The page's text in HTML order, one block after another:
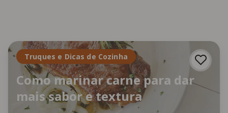
Truques e Dicas de Cozinha
Como marinar carne para dar
mais sabor e textura